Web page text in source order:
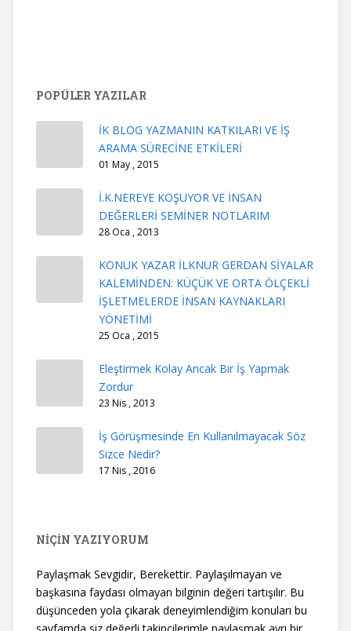
POPÜLER YAZILAR
İK BLOG YAZMANIN KATKILARI VE İŞ
ARAMA SÜRECİNE ETKİLERİ
01 May , 2015
İ.K.NEREYE KOŞUYOR VE İNSAN
DEĞERLERİ SEMİNER NOTLARIM
28 Oca , 2013
KONUK YAZAR İLKNUR GERDAN SİYALAR
KALEMİNDEN: KÜÇÜK VE ORTA ÖLÇEKLİ
İŞLETMELERDE İNSAN KAYNAKLARI
YÖNETİMİ
25 Oca , 2015
Eleştirmek Kolay Ancak Bir İş Yapmak
Zordur
23 Nis , 2013
İş Görüşmesinde En Kullanılmayacak Söz
Sizce Nedir?
17 Nis , 2016
NİÇİN YAZIYORUM
Paylaşmak Sevgidir, Berekettir. Paylaşılmayan ve
başkasına faydası olmayan bilginin değeri tartışılır. Bu
düşünceden yola çıkarak deneyimlendiğim konuları bu